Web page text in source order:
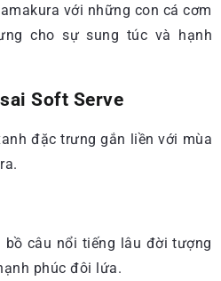
với những con cá cơm
cho sự sung túc và hạnh
Soft Serve
đặc trưng gắn liền với mùa
câu nổi tiếng lâu đời tượng
phúc đôi lứa.